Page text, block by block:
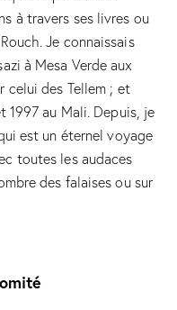
à travers ses livres ou
Je connaissais
à Mesa Verde aux
celui des Tellem ; et
1997 au Mali. Depuis, je
est un éternel voyage
toutes les audaces
des falaises ou sur